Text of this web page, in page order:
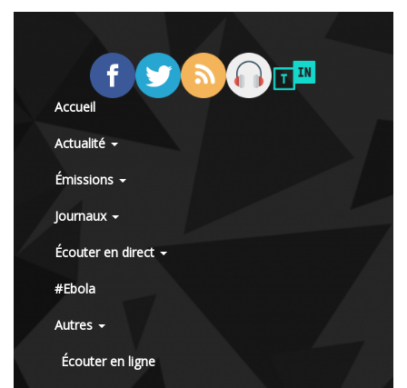
Accueil
Actualité
Émissions
Journaux
Écouter en direct
#Ebola
Autres
Écouter en ligne